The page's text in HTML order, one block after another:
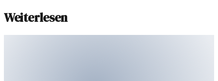
Weiterlesen